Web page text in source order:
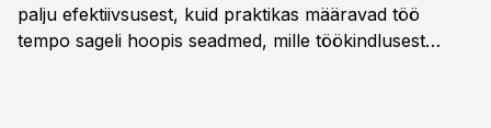
palju efektiivsusest, kuid praktikas määravad töö
tempo sageli hoopis seadmed, mille töökindlusest